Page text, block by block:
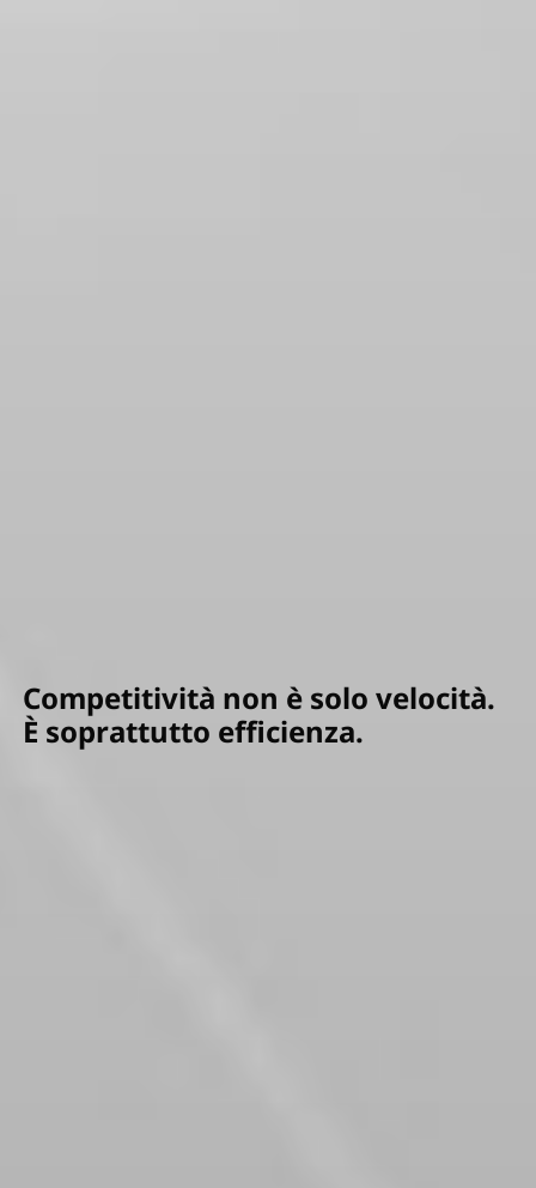
Competitività non è solo velocità.
È soprattutto efficienza.